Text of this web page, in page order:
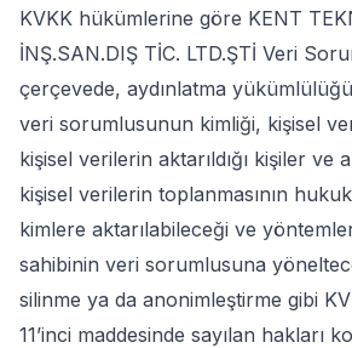
KVKK hükümlerine göre KENT
İNŞ.SAN.DIŞ TİC. LTD.ŞTİ Veri
çerçevede, aydınlatma
veri sorumlusunun kimliği, kişisel
kişisel verilerin aktarıldığı kişiler ve
kişisel verilerin toplanmasının
kimlere aktarılabileceği ve
sahibinin veri sorumlusuna
silinme ya da anonimleştirme gibi
11’inci maddesinde sayılan hakları